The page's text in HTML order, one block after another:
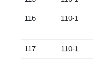
116 110-1
117 110-1